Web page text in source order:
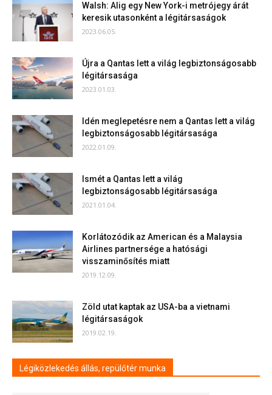
Walsh: Alig egy New York-i metrójegy árát
keresik utasonként a légitársaságok
2023.06.05.
Újra a Qantas lett a világ legbiztonságosabb
légitársasága
2023.01.03.
Idén meglepetésre nem a Qantas lett a világ
legbiztonságosabb légitársasága
2022.01.09.
Ismét a Qantas lett a világ
legbiztonságosabb légitársasága
2021.01.04.
Korlátozódik az American és a Malaysia
Airlines partnersége a hatósági
visszaminősítés miatt
2019.12.09.
Zöld utat kaptak az USA-ba a vietnami
légitársaságok
2019.02.19.
Légiközlekedés állás, repülőtér munka